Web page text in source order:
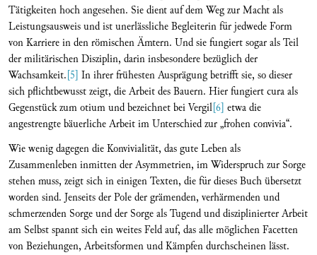
Tätigkeiten hoch angesehen. Sie dient auf dem Weg zur Macht als
Leistungsausweis und ist unerlässliche Begleiterin für jedwede Form
von Karriere­ in den römischen Ämtern. Und sie fungiert sogar als Teil
der militärischen Disziplin, darin insbesondere bezüglich der
Wachsamkeit.[5] In ihrer frühesten Ausprägung betrifft sie, so dieser
sich pflichtbewusst zeigt, die Arbeit des Bauern. Hier fungiert cura als
Gegenstück zum otium und bezeichnet bei Vergil[6] etwa die
angestrengte bäuerliche Arbeit im Unterschied zur „frohen convivia“.
Wie wenig dagegen die Konvivialität, das gute Leben als
Zusammenleben inmitten der Asymmetrien, im Widerspruch zur Sorge
stehen muss, zeigt sich in einigen Texten, die für dieses Buch übersetzt
worden sind. Jenseits der Pole der grämenden, verhärmenden und
schmerzenden Sorge und der Sorge als Tugend und disziplinierter Arbeit
am Selbst spannt sich ein weites Feld auf, das alle möglichen Facetten
von Beziehungen, Arbeitsformen und Kämpfen durchscheinen lässt.